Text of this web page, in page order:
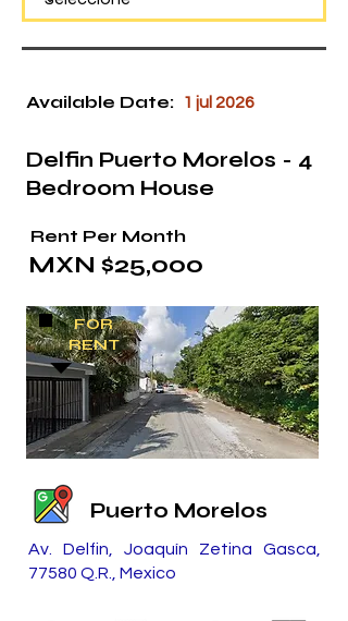
Available Date: 1 jul 2026
Delfin Puerto Morelos - 4
Bedroom House
Rent Per Month
MXN $25,000
FOR
RENT
Puerto Morelos
Av. Delfin, Joaquín Zetina Gasca,
77580 Q.R., Mexico